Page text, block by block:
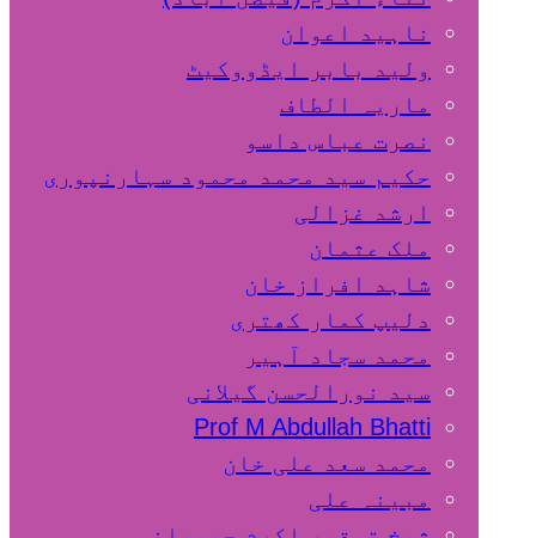
ناہید اعوان
ولید بابر ایڈووکیٹ
ماریہ الطاف
نصرت عباس داسو
حکیم سید محمد محمود سہارنپوری
ارشد غزالی
ملک عثمان
شاہد افراز خان
دلیپ کمار کھتری
محمد سجاد آہیر
سید نورالحسن گیلانی
Prof M Abdullah Bhatti
محمد سعد علی خان
مبینہ علی